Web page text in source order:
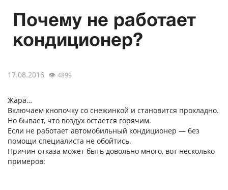
Почему не работает
кондиционер?
17.08.2016 👁 4899
Жара…
Включаем кнопочку со снежинкой и становится прохладно.
Но бывает, что воздух остается горячим.
Если не работает автомобильный кондиционер — без
помощи специалиста не обойтись.
Причин отказа может быть довольно много, вот несколько
примеров: